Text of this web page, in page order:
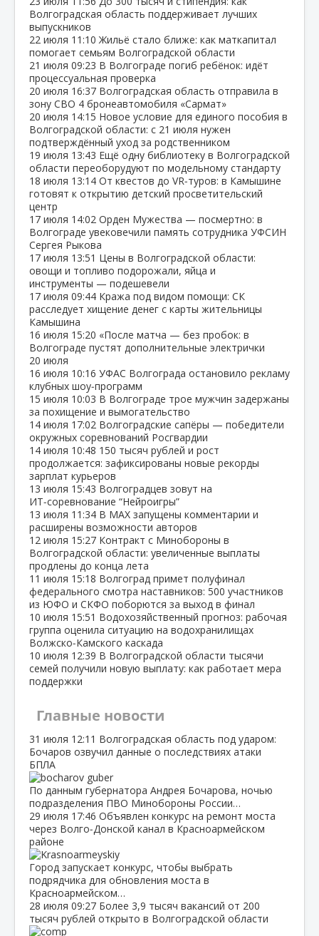
Волгоградская область поддерживает лучших
выпускников
22 июля 11:10 Жильё стало ближе: как маткапитал
помогает семьям Волгоградской области
21 июля 09:23 В Волгограде погиб ребёнок: идёт
процессуальная проверка
20 июля 16:37 Волгоградская область отправила в
зону СВО 4 бронеавтомобиля «Сармат»
20 июля 14:15 Новое условие для единого пособия в
Волгоградской области: с 21 июля нужен
подтверждённый уход за родственником
19 июля 13:43 Ещё одну библиотеку в Волгоградской
области переоборудуют по модельному стандарту
18 июля 13:14 От квестов до VR‑туров: в Камышине
готовят к открытию детский просветительский
центр
17 июля 14:02 Орден Мужества — посмертно: в
Волгограде увековечили память сотрудника УФСИН
Сергея Рыкова
17 июля 13:51 Цены в Волгоградской области:
овощи и топливо подорожали, яйца и
инструменты — подешевели
17 июля 09:44 Кража под видом помощи: СК
расследует хищение денег с карты жительницы
Камышина
16 июля 15:20 «После матча — без пробок: в
Волгограде пустят дополнительные электрички
20 июля
16 июля 10:16 УФАС Волгограда остановило рекламу
клубных шоу‑программ
15 июля 10:03 В Волгограде трое мужчин задержаны
за похищение и вымогательство
14 июля 17:02 Волгоградские сапёры — победители
окружных соревнований Росгвардии
14 июля 10:48 150 тысяч рублей и рост
продолжается: зафиксированы новые рекорды
зарплат курьеров
13 июля 15:43 Волгоградцев зовут на
ИТ‑соревнование “Нейроигры”
13 июля 11:34 В МАХ запущены комментарии и
расширены возможности авторов
12 июля 15:27 Контракт с Минобороны в
Волгоградской области: увеличенные выплаты
продлены до конца лета
11 июля 15:18 Волгоград примет полуфинал
федерального смотра наставников: 500 участников
из ЮФО и СКФО поборются за выход в финал
10 июля 15:51 Водохозяйственный прогноз: рабочая
группа оценила ситуацию на водохранилищах
Волжско‑Камского каскада
10 июля 12:39 В Волгоградской области тысячи
семей получили новую выплату: как работает мера
поддержки
Главные новости
31 июля 12:11 Волгоградская область под ударом:
Бочаров озвучил данные о последствиях атаки
БПЛА
По данным губернатора Андрея Бочарова, ночью
подразделения ПВО Минобороны России…
29 июля 17:46 Объявлен конкурс на ремонт моста
через Волго‑Донской канал в Красноармейском
районе
Город запускает конкурс, чтобы выбрать
подрядчика для обновления моста в
Красноармейском…
28 июля 09:27 Более 3,9 тысяч вакансий от 200
тысяч рублей открыто в Волгоградской области